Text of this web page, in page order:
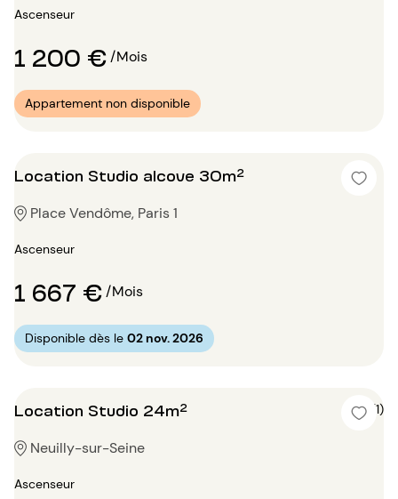
Ascenseur
1 200 €/Mois
Appartement non disponible
Location Studio alcove 30m²
Place Vendôme, Paris 1
Ascenseur
1 667 €/Mois
Disponible dès le 02 nov. 2026
Location Studio 24m² 4 (1)
Neuilly-sur-Seine
Ascenseur